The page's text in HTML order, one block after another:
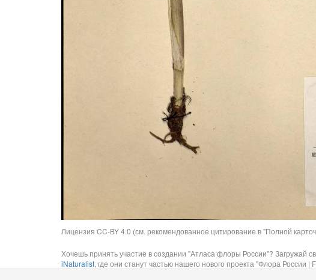
Лицензия CC-BY 4.0 (см. рекомендованное цитирование в "Полной
Хочешь принять участие в создании "Атласа флоры России"? Загружай
iNaturalist, где они станут частью нашего нового проекта "Флора России |